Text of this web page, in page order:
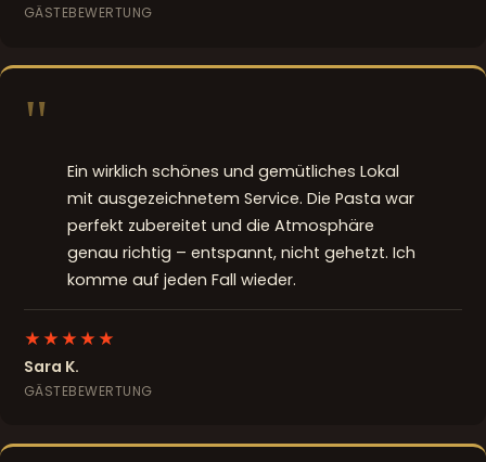
GÄSTEBEWERTUNG
"
Ein wirklich schönes und gemütliches Lokal
mit ausgezeichnetem Service. Die Pasta war
perfekt zubereitet und die Atmosphäre
genau richtig – entspannt, nicht gehetzt. Ich
komme auf jeden Fall wieder.
★★★★★
Sara K.
GÄSTEBEWERTUNG